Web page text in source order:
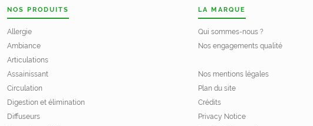
NOS PRODUITS
Allergie
Ambiance
Articulations
Assainissant
Circulation
Digestion et élimination
Diffuseurs
LA MARQUE
Qui sommes-nous ?
Nos engagements qualité
Nos mentions légales
Plan du site
Crédits
Privacy Notice